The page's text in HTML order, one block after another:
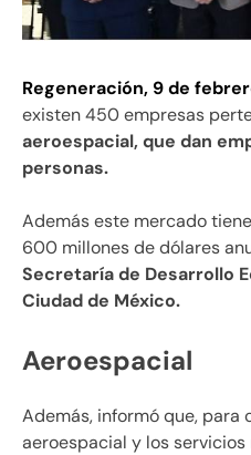
Regeneración, 9 de
existen 450 empresas
aeroespacial, que dan
personas.
Además este mercado
600 millones de dólares
Secretaría de Desarrollo
Ciudad de México.
Aeroespacial
Además, informó que, para
aeroespacial y los